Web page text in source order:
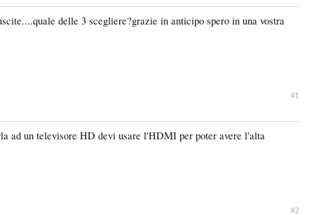
delle 3 scegliere?grazie in anticipo spero in una vostra
#1
ad un televisore HD devi usare l'HDMI per poter avere l'alta
#2